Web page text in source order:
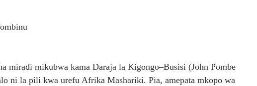
miradi mikubwa kama Daraja la Kigongo–Busisi (John Pombe
ni la pili kwa urefu Afrika Mashariki. Pia, amepata mkopo wa